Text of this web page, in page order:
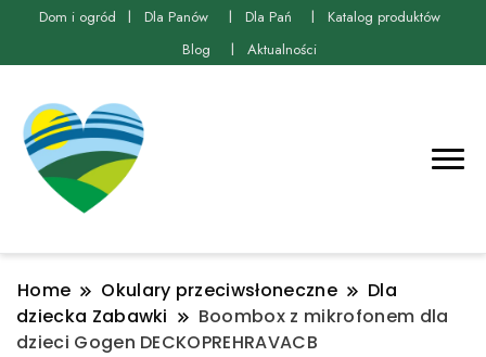
Dom i ogród Dla Panów Dla Pań
Katalog produktów
Blog
Aktualności
Home Okulary przeciwsłoneczne
Dla
dziecka Zabawki
Boombox z mikrofonem dla
dzieci Gogen DECKOPREHRAVACB